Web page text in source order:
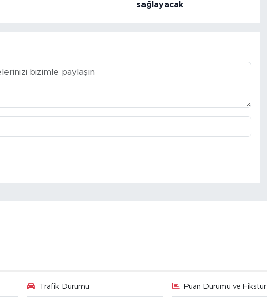
sağlayacak
Trafik Durumu Puan Durumu ve Fikstür